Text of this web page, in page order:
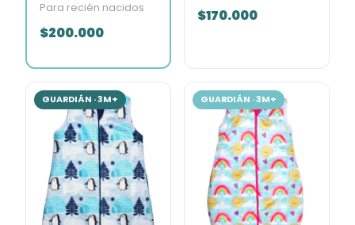
Para recién nacidos
$200.000
$170.000
GUARDIÁN · 3M+ GUARDIÁN · 3M+